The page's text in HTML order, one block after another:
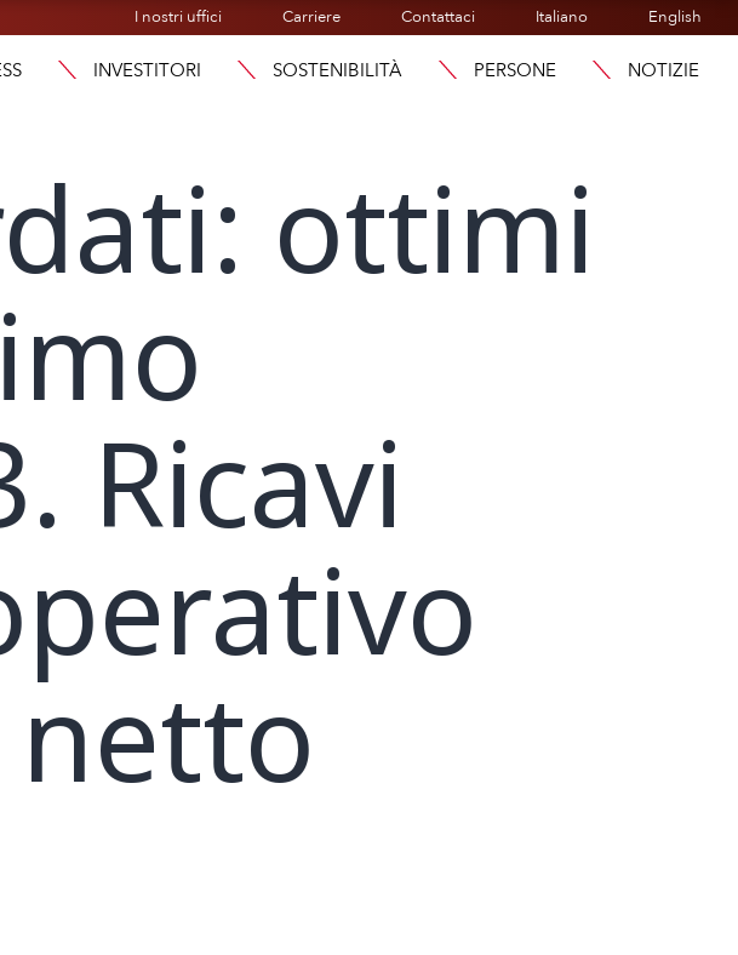
I nostri uffici Carriere Contattaci Italiano English
INVESTITORI SOSTENIBILITÀ PERSONE NOTIZIE
ottimi
Ricavi
netto